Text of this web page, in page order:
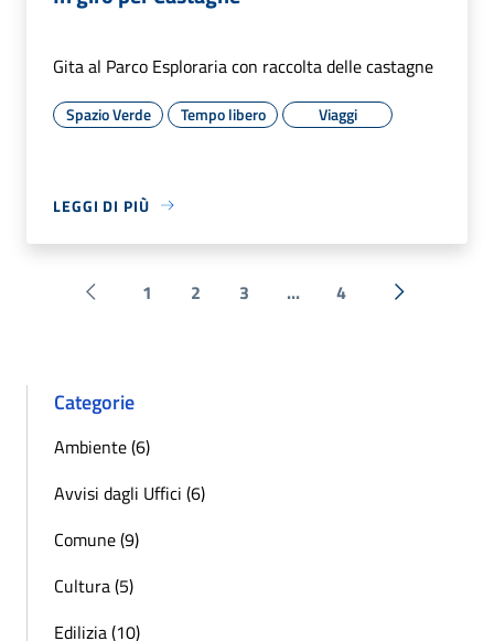
Gita al Parco Esploraria con raccolta delle castagne
Spazio Verde Tempo libero Viaggi
LEGGI DI PIÙ
Pagina precedente
1 2 3 ... 4 Successiva
Categorie
Ambiente (6)
Avvisi dagli Uffici (6)
Comune (9)
Cultura (5)
Edilizia (10)